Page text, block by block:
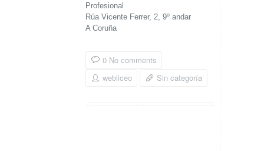
Profesional
Rúa Vicente Ferrer, 2, 9º andar
A Coruña
0 No comments
webliceo
Sin categoría